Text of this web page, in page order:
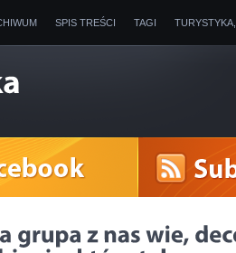
SPIS TREŚCI TAGI